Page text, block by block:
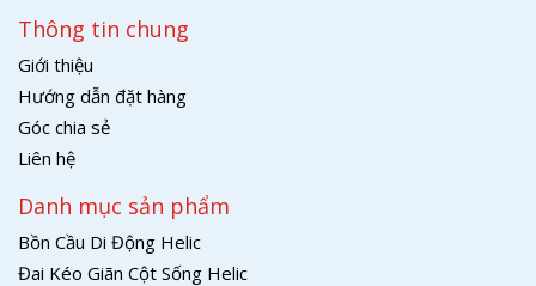
Thông tin chung
Giới thiệu
Hướng dẫn đặt hàng
Góc chia sẻ
Liên hệ
Danh mục sản phẩm
Bồn Cầu Di Động Helic
Đai Kéo Giãn Cột Sống Helic